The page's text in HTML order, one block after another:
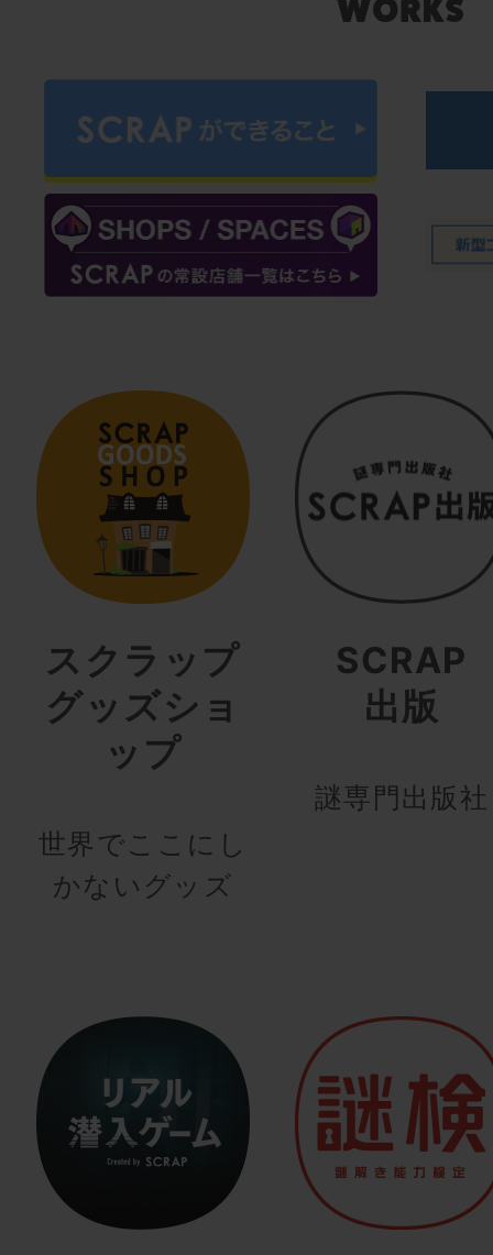
スクラップ
グッズショ
ップ
世界でここにし
かないグッズ
SCRAP
出版
謎専門出版社